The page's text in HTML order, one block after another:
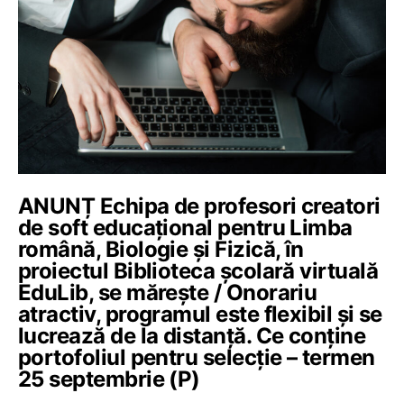
ANUNȚ Echipa de profesori creatori
de soft educațional pentru Limba
română, Biologie și Fizică, în
proiectul Biblioteca școlară virtuală
EduLib, se mărește / Onorariu
atractiv, programul este flexibil și se
lucrează de la distanță. Ce conține
portofoliul pentru selecție – termen
25 septembrie (P)